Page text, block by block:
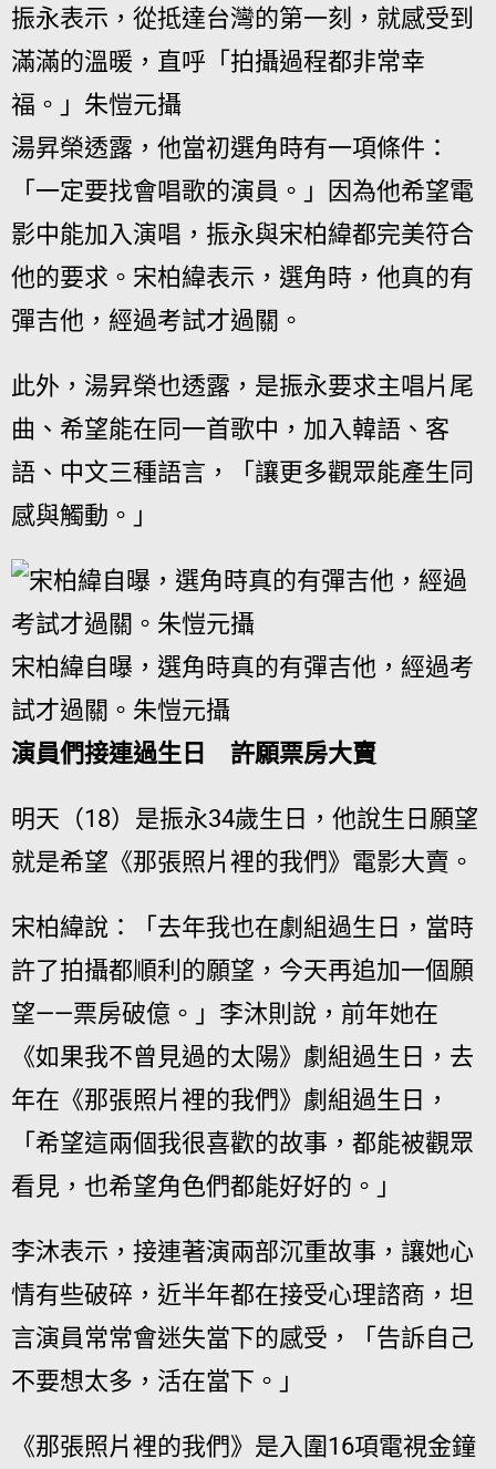
振永表示，從抵達台灣的第一刻，就感受到
滿滿的溫暖，直呼「拍攝過程都非常幸
福。」朱愷元攝
湯昇榮透露，他當初選角時有一項條件：
「一定要找會唱歌的演員。」因為他希望電
影中能加入演唱，振永與宋柏緯都完美符合
他的要求。宋柏緯表示，選角時，他真的有
彈吉他，經過考試才過關。
此外，湯昇榮也透露，是振永要求主唱片尾
曲、希望能在同一首歌中，加入韓語、客
語、中文三種語言，「讓更多觀眾能產生同
感與觸動。」
宋柏緯自曝，選角時真的有彈吉他，經過考
試才過關。朱愷元攝
演員們接連過生日 許願票房大賣
明天（18）是振永34歲生日，他說生日願望
就是希望《那張照片裡的我們》電影大賣。
宋柏緯說：「去年我也在劇組過生日，當時
許了拍攝都順利的願望，今天再追加一個願
望——票房破億。」李沐則說，前年她在
《如果我不曾見過的太陽》劇組過生日，去
年在《那張照片裡的我們》劇組過生日，
「希望這兩個我很喜歡的故事，都能被觀眾
看見，也希望角色們都能好好的。」
李沐表示，接連著演兩部沉重故事，讓她心
情有些破碎，近半年都在接受心理諮商，坦
言演員常常會迷失當下的感受，「告訴自己
不要想太多，活在當下。」
《那張照片裡的我們》是入圍16項電視金鐘